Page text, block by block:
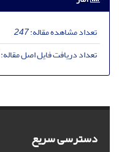
تعداد مشاهده مقاله:247
تعداد دریافت فایل اصل مقاله:
دسترسی سریع